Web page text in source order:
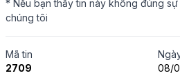
* Nếu bạn thấy tin này không đúng sự
chúng tôi
Mã tin
2709
08/